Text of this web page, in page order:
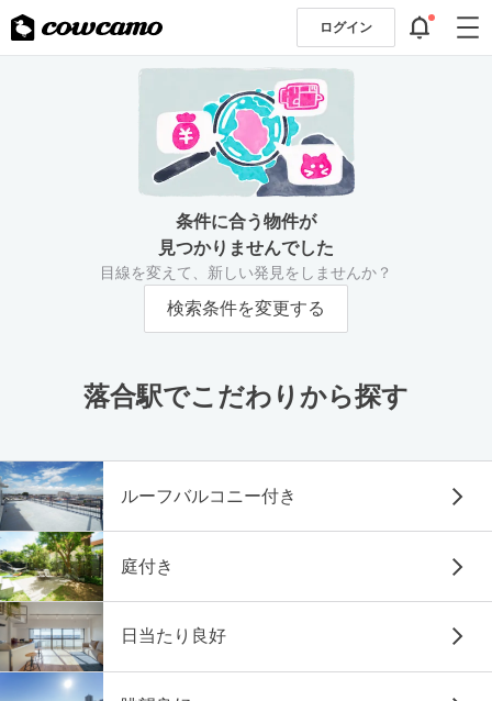
ログイン
条件に合う物件が
見つかりませんでした
目線を変えて、新しい発見をしませんか？
検索条件を変更する
落合駅でこだわりから探す
ルーフバルコニー付き
庭付き
日当たり良好